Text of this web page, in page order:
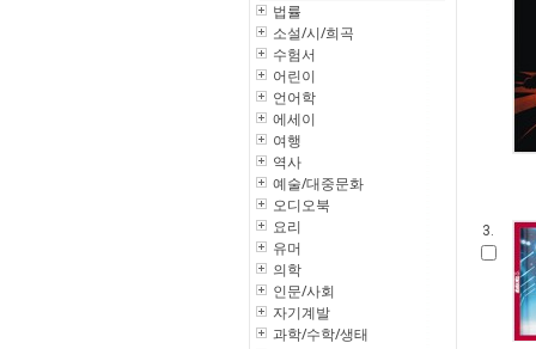
법률
소설/시/희곡
수험서
어린이
언어학
에세이
여행
역사
예술/대중문화
오디오북
요리
유머
의학
인문/사회
자기계발
과학/수학/생태
3.